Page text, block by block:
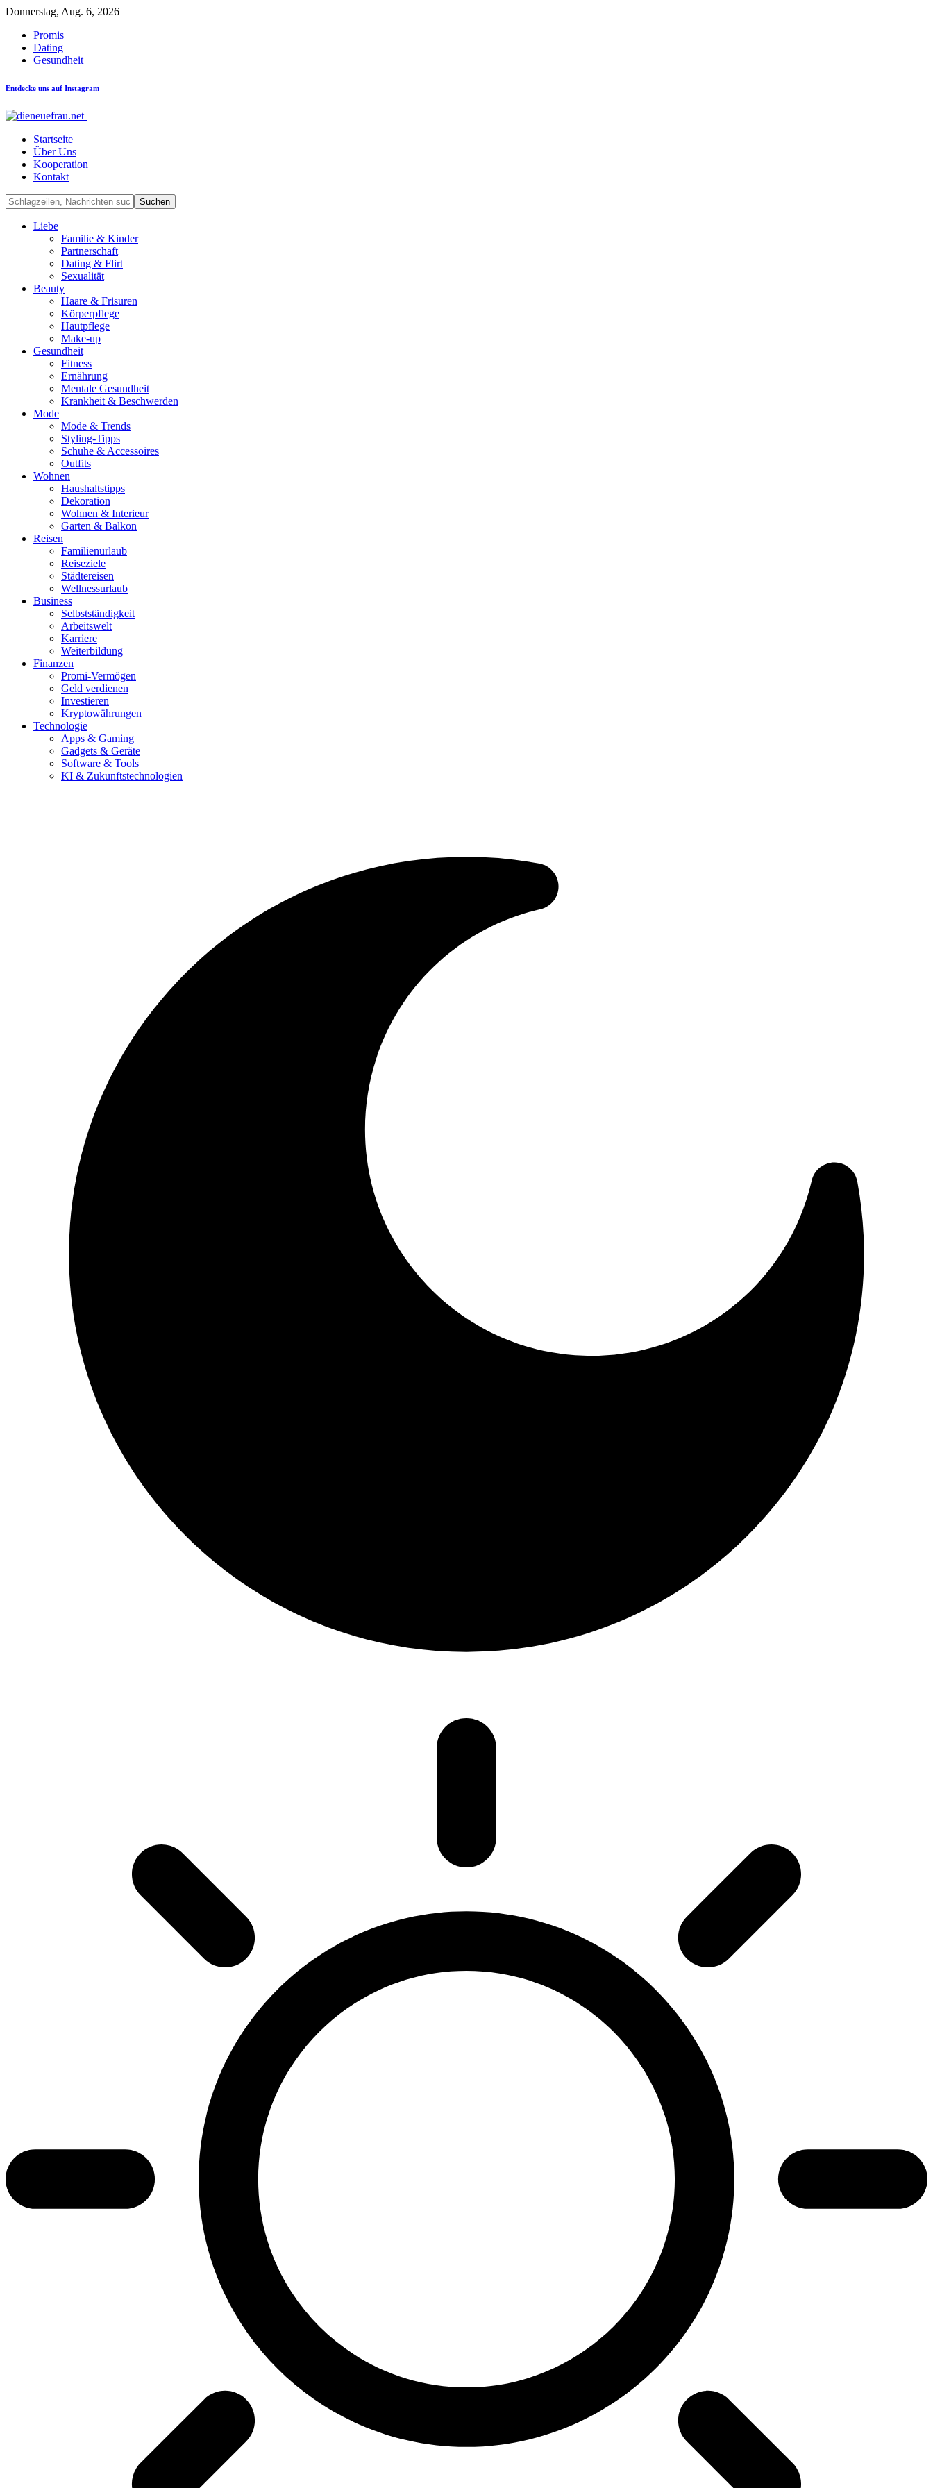
Donnerstag, Aug. 6, 2026
Promis
Dating
Gesundheit
Entdecke uns auf Instagram
Startseite
Über Uns
Kooperation
Kontakt
Liebe
Familie & Kinder
Partnerschaft
Dating & Flirt
Sexualität
Beauty
Haare & Frisuren
Körperpflege
Hautpflege
Make-up
Gesundheit
Fitness
Ernährung
Mentale Gesundheit
Krankheit & Beschwerden
Mode
Mode & Trends
Styling-Tipps
Schuhe & Accessoires
Outfits
Wohnen
Haushaltstipps
Dekoration
Wohnen & Interieur
Garten & Balkon
Reisen
Familienurlaub
Reiseziele
Städtereisen
Wellnessurlaub
Business
Selbstständigkeit
Arbeitswelt
Karriere
Weiterbildung
Finanzen
Promi-Vermögen
Geld verdienen
Investieren
Kryptowährungen
Technologie
Apps & Gaming
Gadgets & Geräte
Software & Tools
KI & Zukunftstechnologien